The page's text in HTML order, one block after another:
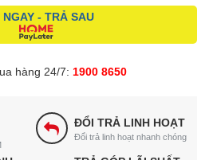
NGAY - TRẢ SAU
hàng 24/7: 1900 8650
ĐỔI TRẢ LINH HOẠT
Đổi trả linh hoạt nhanh chóng